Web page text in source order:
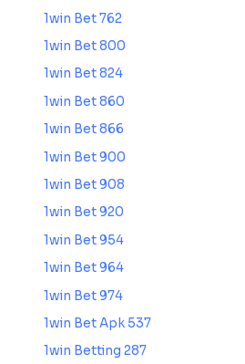
1win Bet 762
1win Bet 800
1win Bet 824
1win Bet 860
1win Bet 866
1win Bet 900
1win Bet 908
1win Bet 920
1win Bet 954
1win Bet 964
1win Bet 974
1win Bet Apk 537
1win Betting 287